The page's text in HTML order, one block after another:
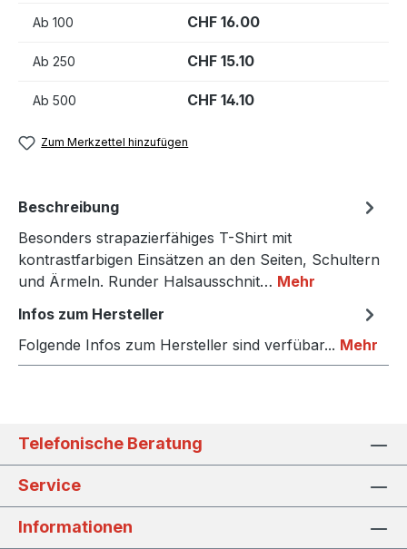
Ab 100 CHF 16.00
Ab 250 CHF 15.10
Ab 500 CHF 14.10
Zum Merkzettel hinzufügen
Beschreibung
Besonders strapazierfähiges T-Shirt mit
kontrastfarbigen Einsätzen an den Seiten, Schultern
und Ärmeln. Runder Halsausschnit… Mehr
Infos zum Hersteller
Folgende Infos zum Hersteller sind verfübar... Mehr
Telefonische Beratung
Service
Informationen